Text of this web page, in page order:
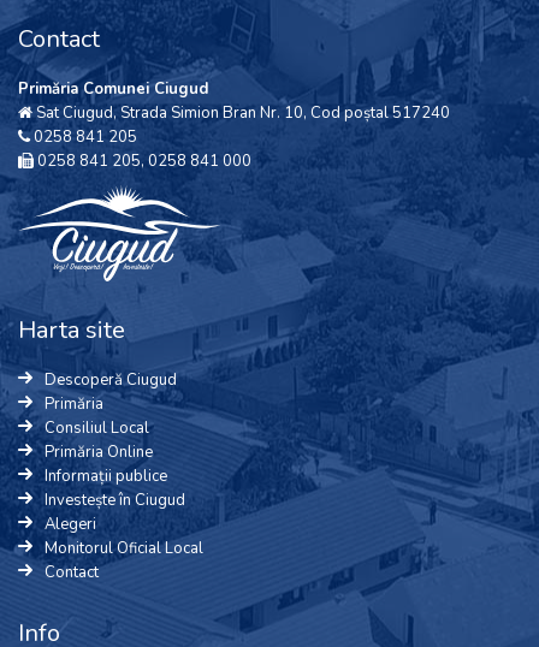
Contact
Primăria Comunei Ciugud
Sat Ciugud, Strada Simion Bran Nr. 10, Cod poștal 517240
0258 841 205
0258 841 205, 0258 841 000
Harta site
Descoperă Ciugud
Primăria
Consiliul Local
Primăria Online
Informații publice
Investește în Ciugud
Alegeri
Monitorul Oficial Local
Contact
Info